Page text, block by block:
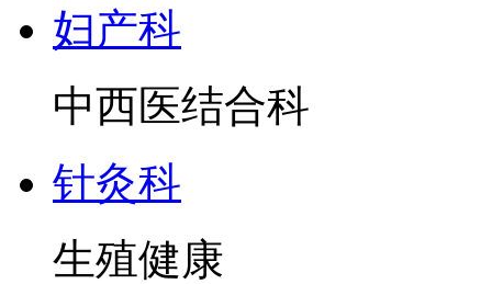
妇产科
中西医结合科
针灸科
生殖健康